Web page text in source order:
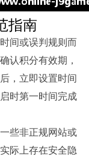
指南
间或误判规则而
认积分有效期，
，立即设置时间
时第一时间完成
些非正规网站或
际上存在安全隐